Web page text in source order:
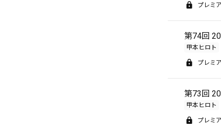
プレミ
第74回
甲本ヒロト
プレミ
第73回
甲本ヒロト
プレミ